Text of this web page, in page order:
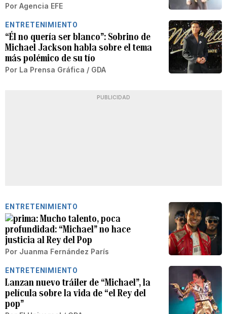
Por Agencia EFE
ENTRETENIMIENTO
“Él no quería ser blanco”: Sobrino de
Michael Jackson habla sobre el tema
más polémico de su tío
Por La Prensa Gráfica / GDA
PUBLICIDAD
ENTRETENIMIENTO
Mucho talento, poca
profundidad: “Michael” no hace
justicia al Rey del Pop
Por Juanma Fernández París
ENTRETENIMIENTO
Lanzan nuevo tráiler de “Michael”, la
película sobre la vida de “el Rey del
pop”